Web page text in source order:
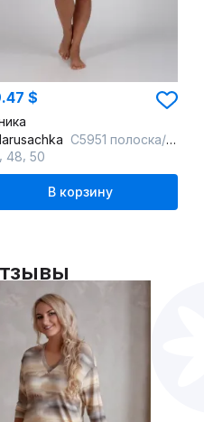
$
С5951 полоска/дюна
48 50
В корзину